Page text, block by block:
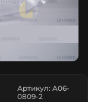
Артикул: A06-
0809-2